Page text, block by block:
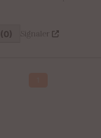
(0) Signaler